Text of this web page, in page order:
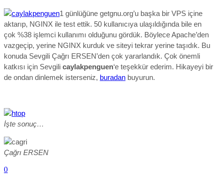
1 günlüğüne getgnu.org’u başka bir VPS içine
aktarıp, NGINX ile test ettik. 50 kullanıcıya ulaşıldığında bile en
çok %38 işlemci kullanımı olduğunu gördük. Böylece Apache’den
vazgeçip, yerine NGINX kurduk ve siteyi tekrar yerine taşıdık. Bu
konuda Sevgili Çağrı ERSEN’den çok yararlandık. Çok önemli
katkısı için Sevgili caylakpenguen‘e teşekkür ederim. Hikayeyi bir
de ondan dinlemek isterseniz, buradan buyurun.
İşte sonuç…
Çağrı ERSEN
0